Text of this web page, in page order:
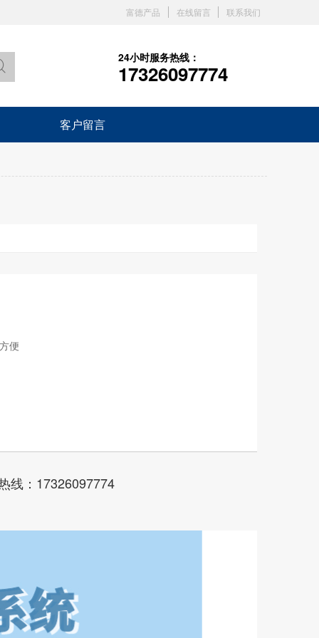
富德产品 在线留言 联系我们
24小时服务热线：
17326097774
客户留言
便
线：17326097774